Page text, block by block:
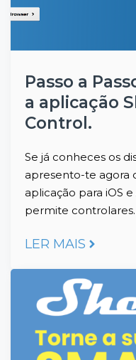
Passo a
a aplicação
Control.
Se já conheces os
apresento-te agora
aplicação para iOS
permite
LER MAIS